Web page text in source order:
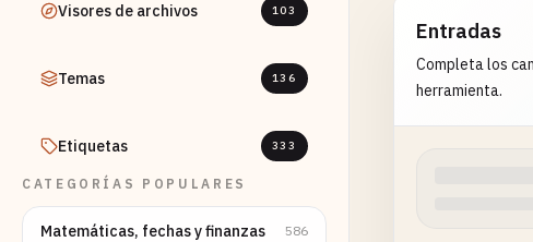
Visores de archivos 103
Temas 136
Etiquetas 333
CATEGORÍAS POPULARES
Matemáticas, fechas y finanzas
586
Entradas
Completa los
herramienta.